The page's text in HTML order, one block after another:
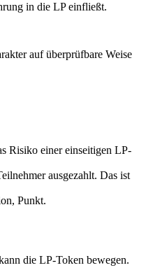
in die LP einfließt.
auf überprüfbare Weise
Risiko einer einseitigen LP-
ausgezahlt. Das ist
Punkt.
die LP-Token bewegen.